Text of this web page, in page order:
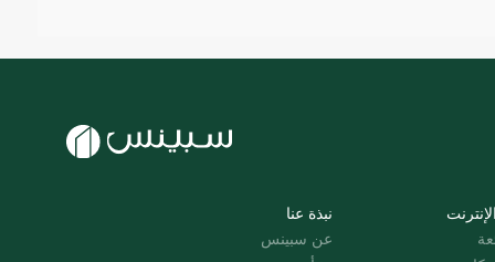
نبذة عنا
عن سبينس